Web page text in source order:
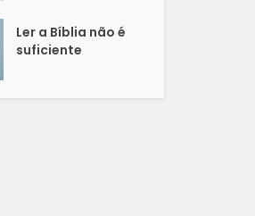
Ler a Bíblia não é
suficiente